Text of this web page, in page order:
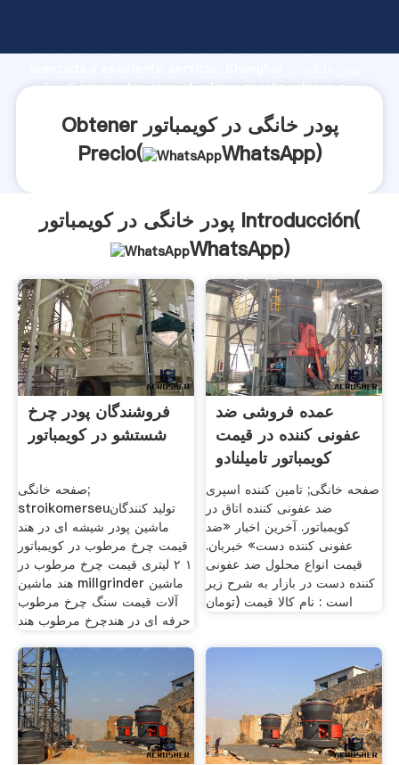
capacidad de producción, fuerza de investigación
کویمباتور proveedor crea el valor y aporta valores a
Obtener پودر خانگی در کویمباتور
Precio(
WhatsApp)
پودر خانگی در کویمباتور Introducción(
WhatsApp)
فروشندگان پودر چرخ
شستشو در کویمباتور
صفحه خانگی;
stroikomerseuتولید کنندگان
ماشین پودر شیشه ای در هند
قیمت چرخ مرطوب در کویمباتور
۱ ۲ لیتری قیمت چرخ مرطوب در
هند ماشین millgrinder ماشین
آلات قیمت سنگ چرخ مرطوب
حرفه ای در هندچرخ مرطوب هند
عمده فروشی ضد
عفونی کننده در قیمت
کویمباتور تامیلنادو
صفحه خانگی; تامین کننده اسپری
ضد عفونی کننده اتاق در
کویمباتور. آخرین اخبار «ضد
عفونی کننده دست» خبربان.
قیمت انواع محلول ضد عفونی
کننده دست در بازار به شرح زیر
است : نام کالا قیمت (تومان